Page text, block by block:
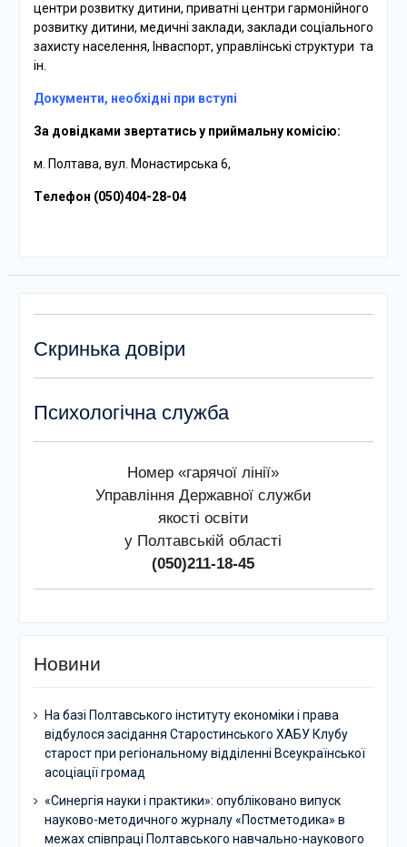
центри розвитку дитини, приватні центри гармонійного
розвитку дитини, медичні заклади, заклади соціального
захисту населення, Інваспорт, управлінські структури та
ін.
Документи, необхідні при вступі
За довідками звертатись у приймальну комісію:
м. Полтава, вул. Монастирська 6,
Tелефон (050)404-28-04
Скринька довіри
Психологічна служба
Номер «гарячої лінії»
Управління Державної служби
якості освіти
у Полтавській області
(050)211-18-45
Новини
На базі Полтавського інституту економіки і права
відбулося засідання Старостинського ХАБУ Клубу
старост при регіональному відділенні Всеукраїнської
асоціації громад
«Синергія науки і практики»: опубліковано випуск
науково-методичного журналу «Постметодика» в
межах співпраці Полтавського навчально-наукового